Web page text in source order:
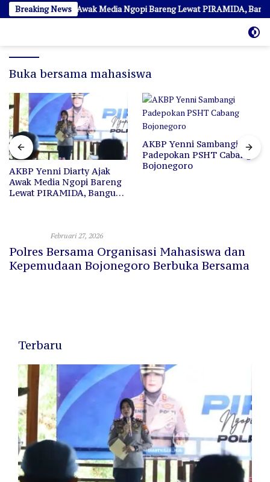
Langsung
ke
Breaking News
Diarty Ajak Awak Media Ngopi Bareng Lewat PIRAMIDA, Bangun
Buka bersama mahasiswa
Yenni Diarty Ajak
Media Ngopi Bareng
PIRAMIDA, Bangun
AKBP Yenni Sambangi
Padepokan PSHT Cabang
Bojonegoro
Februari 27, 2026
Polres Bersama Organisasi Mahasiswa dan
Kepemudaan Bojonegoro Berbuka Bersama
Terbaru